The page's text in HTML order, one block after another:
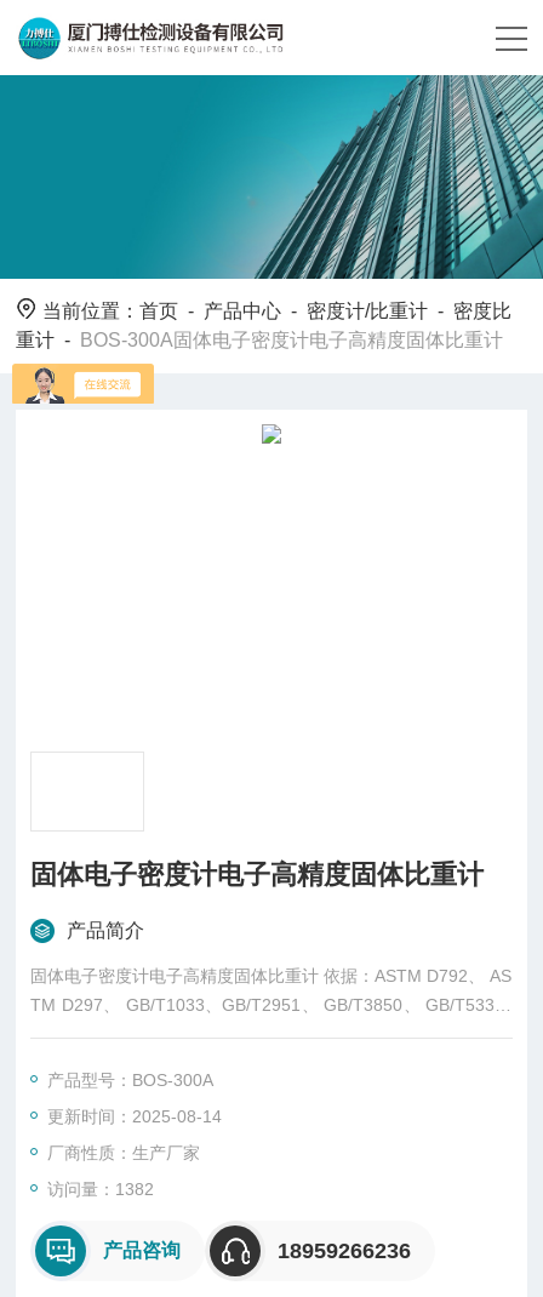
当前位置：首页 - 产品中心 - 密度计/比重计 - 密度比
重计 - BOS-300A固体电子密度计电子高精度固体比重计
固体电子密度计电子高精度固体比重计
产品简介
固体电子密度计电子高精度固体比重计 依据：ASTM D792、 AS
TM D297、 GB/T1033、GB/T2951、 GB/T3850、 GB/T533、
HG4-1468、 JIS K6268、 ISO 2781、ISO 1183…等标准规
产品型号：BOS-300A
更新时间：2025-08-14
厂商性质：生产厂家
访问量：1382
产品咨询 18959266236